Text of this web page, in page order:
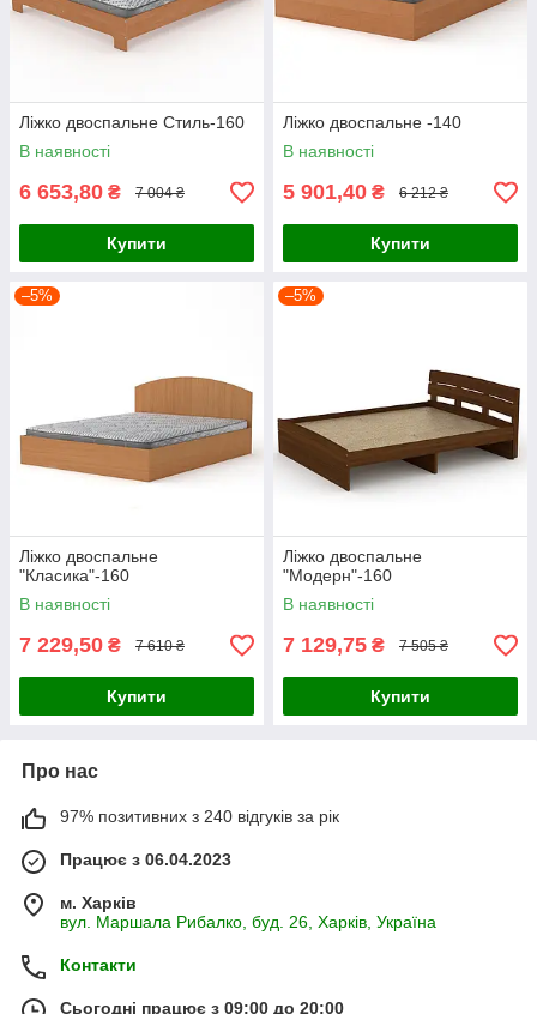
Ліжко двоспальне Стиль-160
В наявності
6 653,80 ₴ 7 004 ₴
Купити
Ліжко двоспальне -140
В наявності
5 901,40 ₴ 6 212 ₴
Купити
–5%
Ліжко двоспальне
"Класика"-160
В наявності
7 229,50 ₴ 7 610 ₴
Купити
–5%
Ліжко двоспальне
"Модерн"-160
В наявності
7 129,75 ₴ 7 505 ₴
Купити
Про нас
97% позитивних з 240 відгуків за рік
Працює з 06.04.2023
м. Харків
вул. Маршала Рибалко, буд. 26, Харків, Україна
Контакти
Сьогодні працює з 09:00 до 20:00